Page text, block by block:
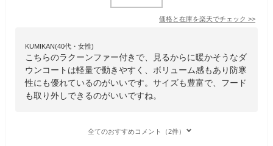
価格と在庫を楽天でチェック >>
KUMIKAN(40代・女性)
こちらのラクーンファー付きで、見るからに暖かそうなダ
ウンコートは軽量で動きやすく、ボリューム感もあり防寒
性にも優れているのがいいです。サイズも豊富で、フード
も取り外しできるのがいいですね。
全てのおすすめコメント（2件）